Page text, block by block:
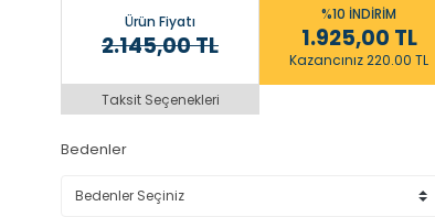
Ürün Fiyatı
2.145,00 TL
%10 İNDİRİM
1.925,00 TL
Kazancınız 220.00 TL
Taksit Seçenekleri
Bedenler